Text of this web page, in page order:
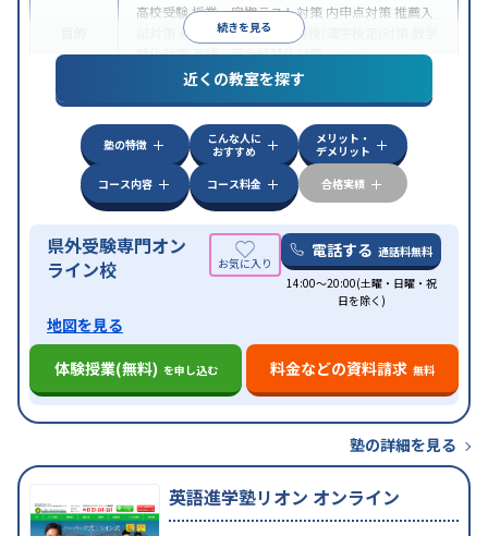
続きを見る
高校受験授業・定期テスト対策 内申点対策推薦入
英検(英語検定)対策 漢検(漢字検定)対策
特化対策英語・英会話特化対策
オンライン対応
近くの教室を探す
塾の特徴
こんな人に
おすすめ
メリット・
デメリット
コース内容
コース料金 合格実績
県外受験専門オン
ライン校
電話する 通話料無料
14:00～20:00(土曜・日曜・祝
日を除く)
地図を見る
体験授業(無料) を申し込む 料金などの資料請求 無料
塾の詳細を見る
英語進学塾リオン オンライン